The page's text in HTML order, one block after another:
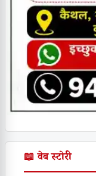
📖 वेब स्टोरी